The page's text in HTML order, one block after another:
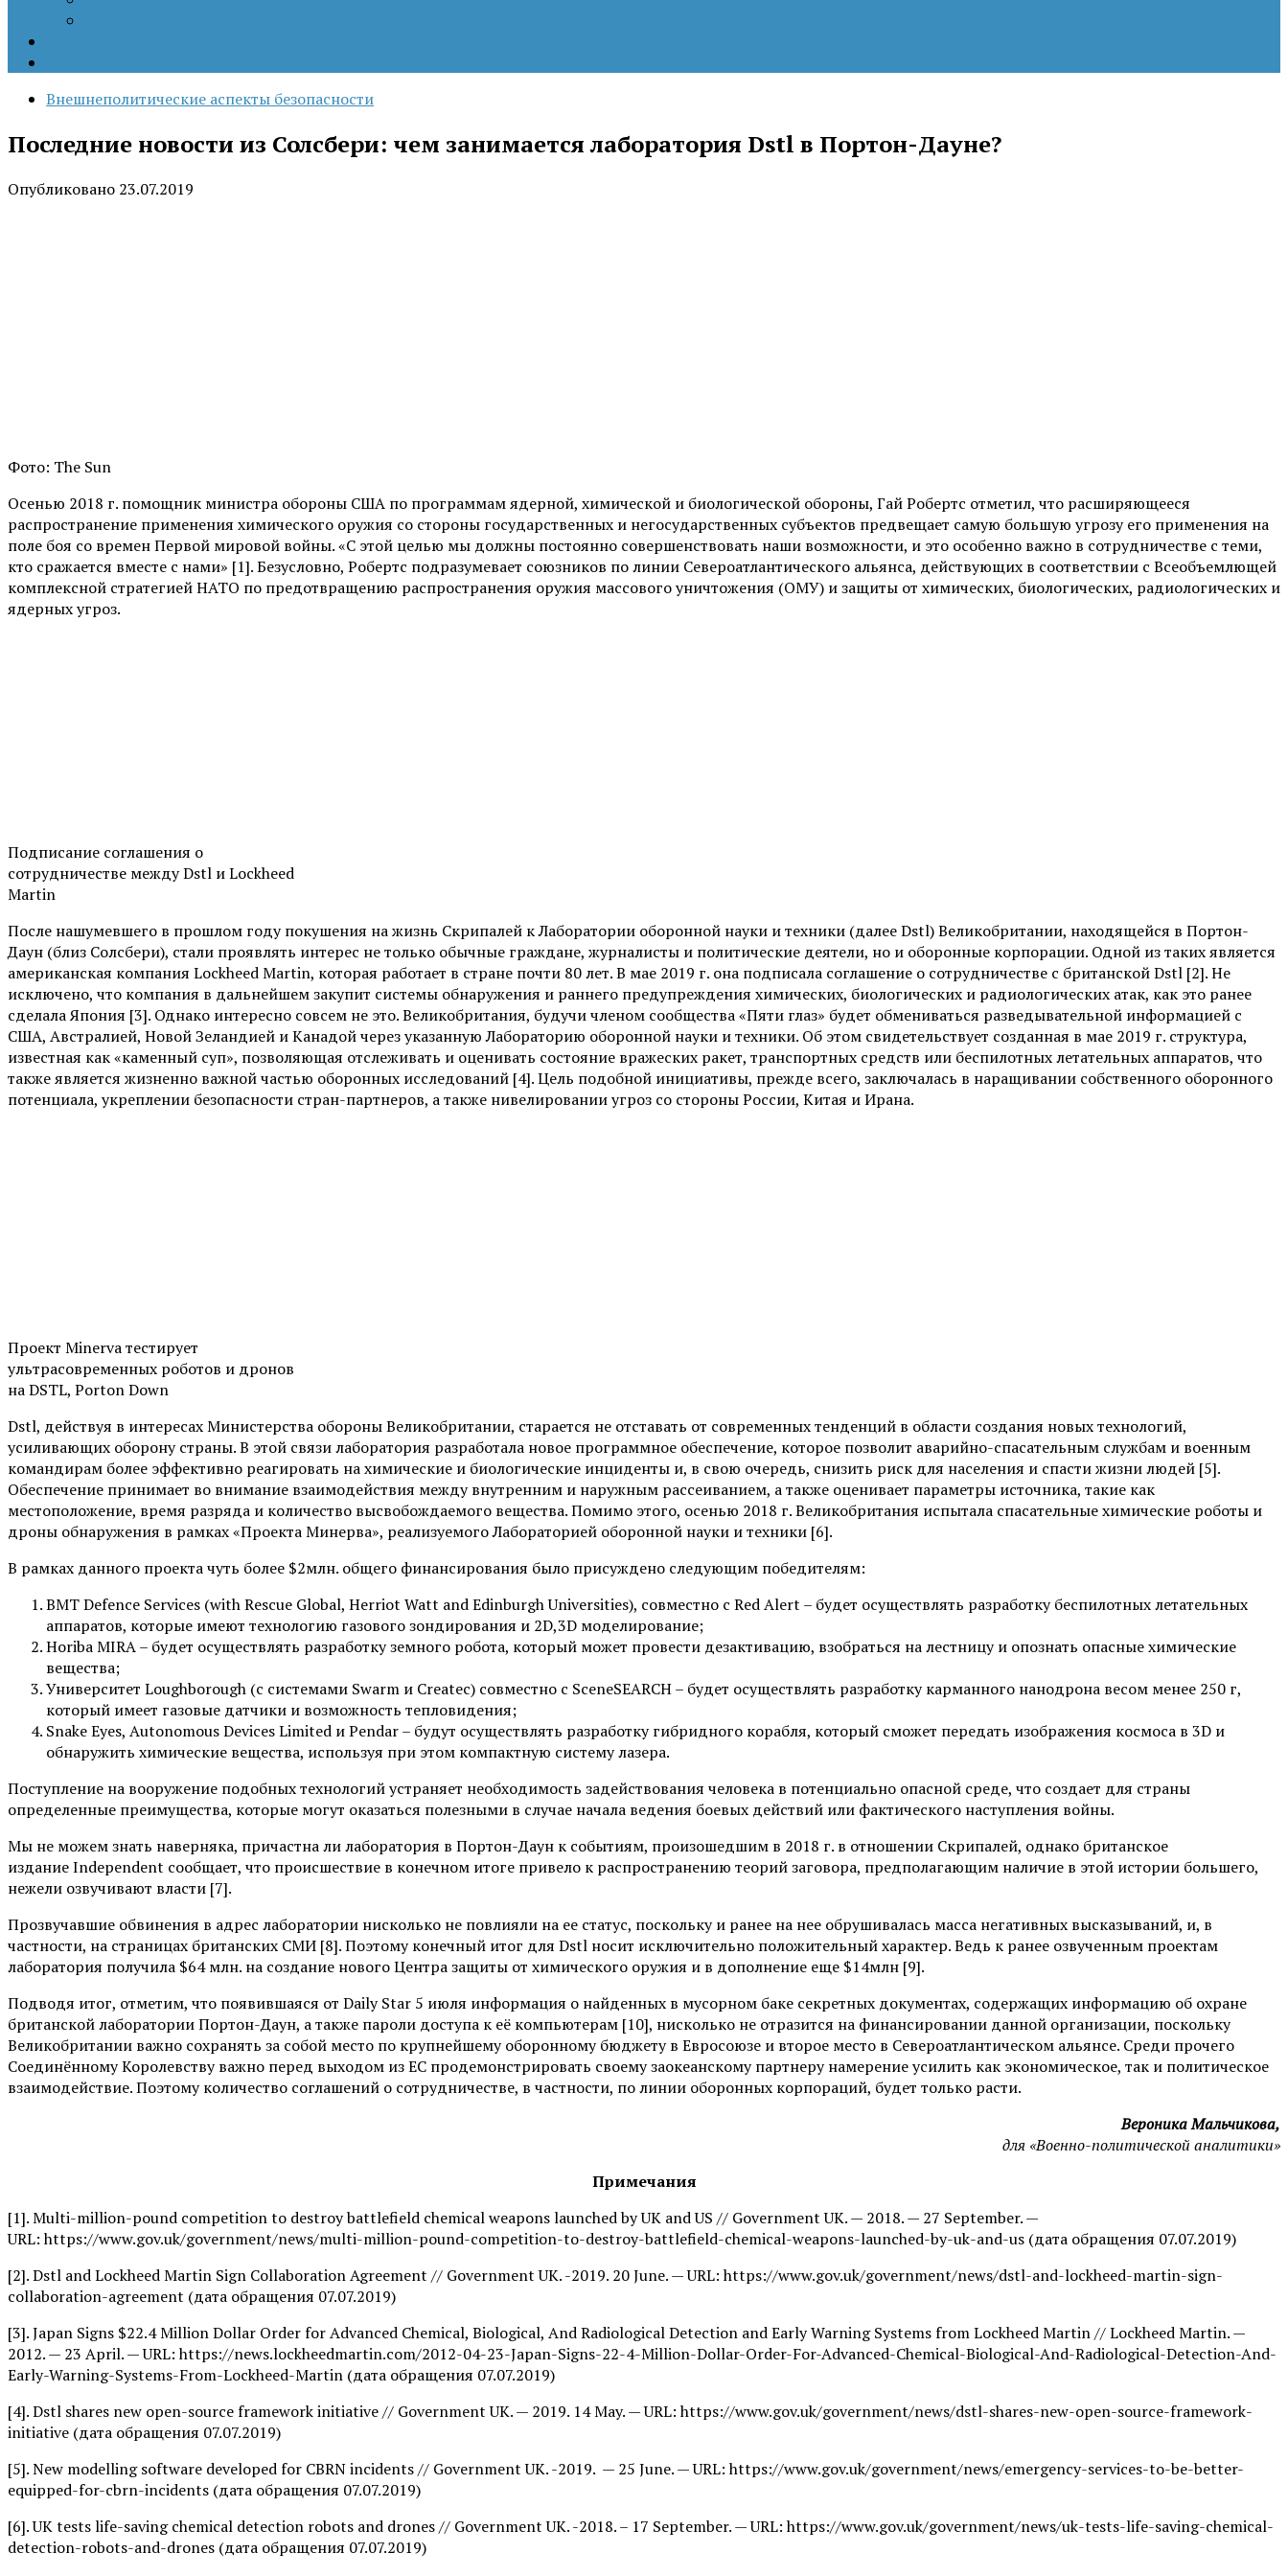
Внешнеполитические аспекты безопасности
Последние новости из Солсбери: чем занимается лаборатория Dstl в Портон-Дауне?
Опубликовано 23.07.2019
Фото: The Sun
Осенью 2018 г. помощник министра обороны США по программам ядерной, химической и биологической обороны, Гай Робертс отметил, что расширяющееся
распространение применения химического оружия со стороны государственных и негосударственных субъектов предвещает самую большую угрозу его применения на
поле боя со времен Первой мировой войны. «С этой целью мы должны постоянно совершенствовать наши возможности, и это особенно важно в сотрудничестве с теми,
кто сражается вместе с нами» [1]. Безусловно, Робертс подразумевает союзников по линии Североатлантического альянса, действующих в соответствии с Всеобъемлющей
комплексной стратегией НАТО по предотвращению распространения оружия массового уничтожения (ОМУ) и защиты от химических, биологических, радиологических и
ядерных угроз.
Подписание соглашения о
сотрудничестве между Dstl и Lockheed
Martin
После нашумевшего в прошлом году покушения на жизнь Скрипалей к Лаборатории оборонной науки и техники (далее Dstl) Великобритании, находящейся в Портон-
Даун (близ Солсбери), стали проявлять интерес не только обычные граждане, журналисты и политические деятели, но и оборонные корпорации. Одной из таких является
американская компания Lockheed Martin, которая работает в стране почти 80 лет. В мае 2019 г. она подписала соглашение о сотрудничестве с британской Dstl [2]. Не
исключено, что компания в дальнейшем закупит системы обнаружения и раннего предупреждения химических, биологических и радиологических атак, как это ранее
сделала Япония [3]. Однако интересно совсем не это. Великобритания, будучи членом сообщества «Пяти глаз» будет обмениваться разведывательной информацией с
США, Австралией, Новой Зеландией и Канадой через указанную Лабораторию оборонной науки и техники. Об этом свидетельствует созданная в мае 2019 г. структура,
известная как «каменный суп», позволяющая отслеживать и оценивать состояние вражеских ракет, транспортных средств или беспилотных летательных аппаратов, что
также является жизненно важной частью оборонных исследований [4]. Цель подобной инициативы, прежде всего, заключалась в наращивании собственного оборонного
потенциала, укреплении безопасности стран-партнеров, а также нивелировании угроз со стороны России, Китая и Ирана.
Проект Minerva тестирует
ультрасовременных роботов и дронов
на DSTL, Porton Down
Dstl, действуя в интересах Министерства обороны Великобритании, старается не отставать от современных тенденций в области создания новых технологий,
усиливающих оборону страны. В этой связи лаборатория разработала новое программное обеспечение, которое позволит аварийно-спасательным службам и военным
командирам более эффективно реагировать на химические и биологические инциденты и, в свою очередь, снизить риск для населения и спасти жизни людей [5].
Обеспечение принимает во внимание взаимодействия между внутренним и наружным рассеиванием, а также оценивает параметры источника, такие как
местоположение, время разряда и количество высвобождаемого вещества. Помимо этого, осенью 2018 г. Великобритания испытала спасательные химические роботы и
дроны обнаружения в рамках «Проекта Минерва», реализуемого Лабораторией оборонной науки и техники [6].
В рамках данного проекта чуть более $2млн. общего финансирования было присуждено следующим победителям:
BMT Defence Services (with Rescue Global, Herriot Watt and Edinburgh Universities), совместно с Red Alert – будет осуществлять разработку беспилотных летательных
аппаратов, которые имеют технологию газового зондирования и 2D,3D моделирование;
Horiba MIRA – будет осуществлять разработку земного робота, который может провести дезактивацию, взобраться на лестницу и опознать опасные химические
вещества;
Университет Loughborough (с системами Swarm и Createc) совместно с SceneSEARCH – будет осуществлять разработку карманного нанодрона весом менее 250 г,
который имеет газовые датчики и возможность тепловидения;
Snake Eyes, Autonomous Devices Limited и Pendar – будут осуществлять разработку гибридного корабля, который сможет передать изображения космоса в 3D и
обнаружить химические вещества, используя при этом компактную систему лазера.
Поступление на вооружение подобных технологий устраняет необходимость задействования человека в потенциально опасной среде, что создает для страны
определенные преимущества, которые могут оказаться полезными в случае начала ведения боевых действий или фактического наступления войны.
Мы не можем знать наверняка, причастна ли лаборатория в Портон-Даун к событиям, произошедшим в 2018 г. в отношении Скрипалей, однако британское
издание Independent сообщает, что происшествие в конечном итоге привело к распространению теорий заговора, предполагающим наличие в этой истории большего,
нежели озвучивают власти [7].
Прозвучавшие обвинения в адрес лаборатории нисколько не повлияли на ее статус, поскольку и ранее на нее обрушивалась масса негативных высказываний, и, в
частности, на страницах британских СМИ [8]. Поэтому конечный итог для Dstl носит исключительно положительный характер. Ведь к ранее озвученным проектам
лаборатория получила $64 млн. на создание нового Центра защиты от химического оружия и в дополнение еще $14млн [9].
Подводя итог, отметим, что появившаяся от Daily Star 5 июля информация о найденных в мусорном баке секретных документах, содержащих информацию об охране
британской лаборатории Портон-Даун, а также пароли доступа к её компьютерам [10], нисколько не отразится на финансировании данной организации, поскольку
Великобритании важно сохранять за собой место по крупнейшему оборонному бюджету в Евросоюзе и второе место в Североатлантическом альянсе. Среди прочего
Соединённому Королевству важно перед выходом из ЕС продемонстрировать своему заокеанскому партнеру намерение усилить как экономическое, так и политическое
взаимодействие. Поэтому количество соглашений о сотрудничестве, в частности, по линии оборонных корпораций, будет только расти.
Вероника Мальчикова,
для «Военно-политической аналитики»
Примечания
[1]. Multi-million-pound competition to destroy battlefield chemical weapons launched by UK and US // Government UK. — 2018. — 27 September. —
URL: https://www.gov.uk/government/news/multi-million-pound-competition-to-destroy-battlefield-chemical-weapons-launched-by-uk-and-us (дата обращения 07.07.2019)
[2]. Dstl and Lockheed Martin Sign Collaboration Agreement // Government UK. -2019. 20 June. — URL: https://www.gov.uk/government/news/dstl-and-lockheed-martin-sign-
collaboration-agreement (дата обращения 07.07.2019)
[3]. Japan Signs $22.4 Million Dollar Order for Advanced Chemical, Biological, And Radiological Detection and Early Warning Systems from Lockheed Martin // Lockheed Martin. —
2012. — 23 April. — URL: https://news.lockheedmartin.com/2012-04-23-Japan-Signs-22-4-Million-Dollar-Order-For-Advanced-Chemical-Biological-And-Radiological-Detection-And-
Early-Warning-Systems-From-Lockheed-Martin (дата обращения 07.07.2019)
[4]. Dstl shares new open-source framework initiative // Government UK. — 2019. 14 May. — URL: https://www.gov.uk/government/news/dstl-shares-new-open-source-framework-
initiative (дата обращения 07.07.2019)
[5]. New modelling software developed for CBRN incidents // Government UK. -2019. — 25 June. — URL: https://www.gov.uk/government/news/emergency-services-to-be-better-
equipped-for-cbrn-incidents (дата обращения 07.07.2019)
[6]. UK tests life-saving chemical detection robots and drones // Government UK. -2018. – 17 September. — URL: https://www.gov.uk/government/news/uk-tests-life-saving-chemical-
detection-robots-and-drones (дата обращения 07.07.2019)